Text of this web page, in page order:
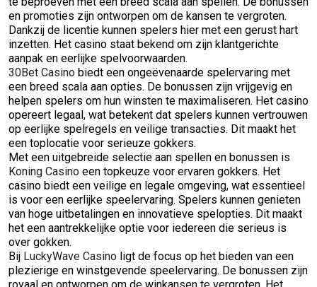
en promoties zijn ontworpen om de kansen te vergroten.
Dankzij de licentie kunnen spelers hier met een gerust hart
inzetten. Het casino staat bekend om zijn klantgerichte
aanpak en eerlijke spelvoorwaarden.
30Bet Casino biedt een ongeëvenaarde spelervaring met
een breed scala aan opties. De bonussen zijn vrijgevig en
helpen spelers om hun winsten te maximaliseren. Het casino
opereert legaal, wat betekent dat spelers kunnen vertrouwen
op eerlijke spelregels en veilige transacties. Dit maakt het
een toplocatie voor serieuze gokkers.
Met een uitgebreide selectie aan spellen en bonussen is
Koning Casino een topkeuze voor ervaren gokkers. Het
casino biedt een veilige en legale omgeving, wat essentieel
is voor een eerlijke speelervaring. Spelers kunnen genieten
van hoge uitbetalingen en innovatieve spelopties. Dit maakt
het een aantrekkelijke optie voor iedereen die serieus is
over gokken.
Bij LuckyWave Casino ligt de focus op het bieden van een
plezierige en winstgevende speelervaring. De bonussen zijn
royaal en ontworpen om de winkansen te vergroten. Het